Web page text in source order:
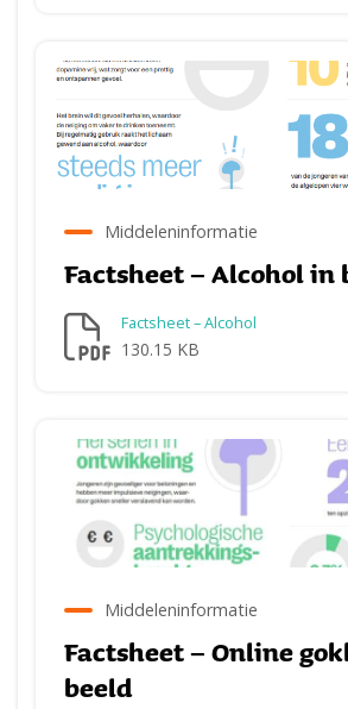
Middeleninformatie
Factsheet – Alcohol in
130.15 KB
Factsheet – Alcohol
Middeleninformatie
Factsheet – Online
beeld